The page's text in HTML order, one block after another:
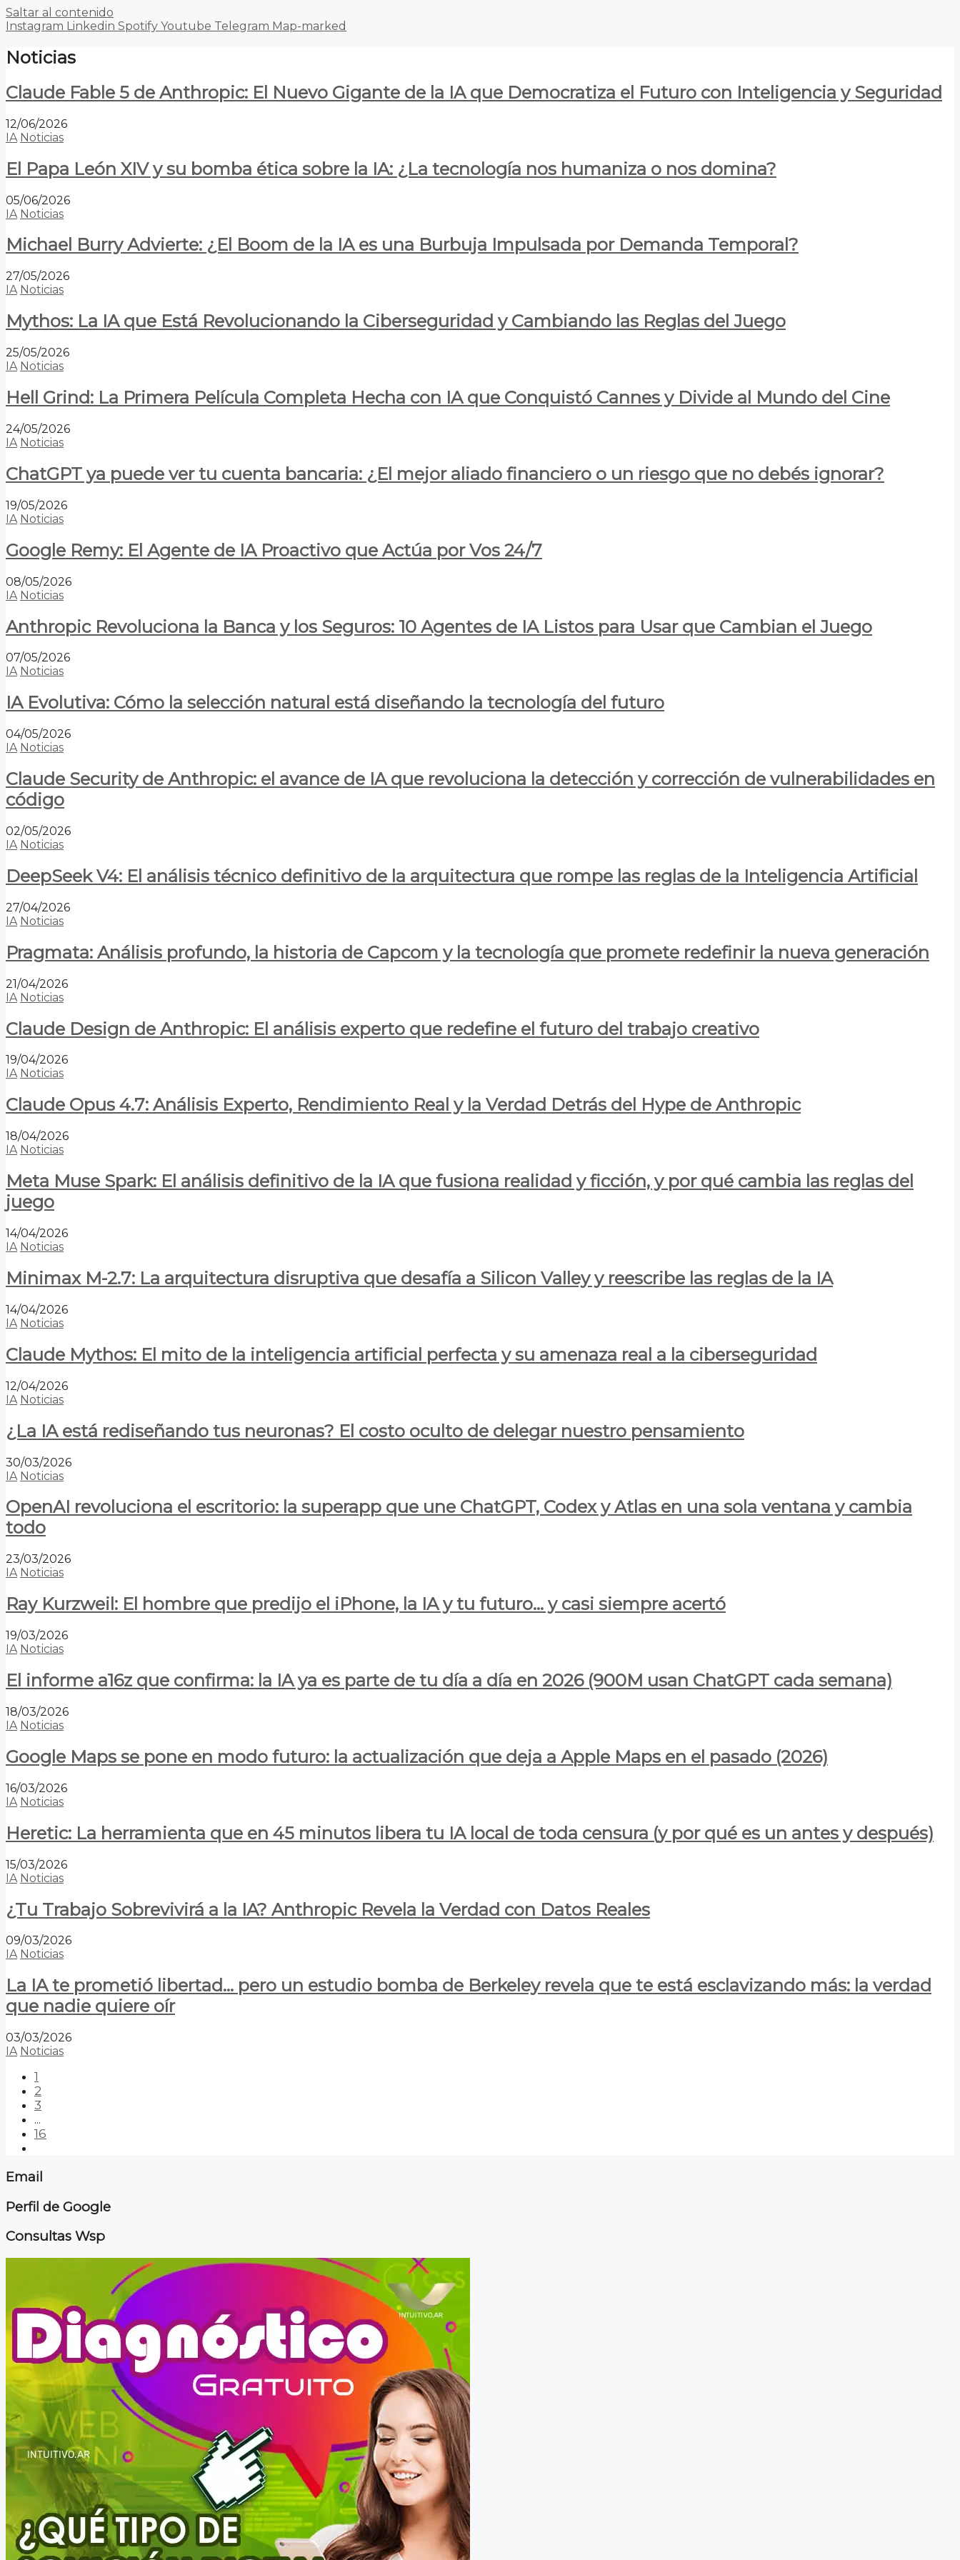
Saltar al contenido
Instagram Linkedin Spotify Youtube Telegram Map-marked
Noticias
Claude Fable 5 de Anthropic: El Nuevo Gigante de la IA que Democratiza el Futuro con Inteligencia y Seguridad
12/06/2026
IA Noticias
El Papa León XIV y su bomba ética sobre la IA: ¿La tecnología nos humaniza o nos domina?
05/06/2026
IA Noticias
Michael Burry Advierte: ¿El Boom de la IA es una Burbuja Impulsada por Demanda Temporal?
27/05/2026
IA Noticias
Mythos: La IA que Está Revolucionando la Ciberseguridad y Cambiando las Reglas del Juego
25/05/2026
IA Noticias
Hell Grind: La Primera Película Completa Hecha con IA que Conquistó Cannes y Divide al Mundo del Cine
24/05/2026
IA Noticias
ChatGPT ya puede ver tu cuenta bancaria: ¿El mejor aliado financiero o un riesgo que no debés ignorar?
19/05/2026
IA Noticias
Google Remy: El Agente de IA Proactivo que Actúa por Vos 24/7
08/05/2026
IA Noticias
Anthropic Revoluciona la Banca y los Seguros: 10 Agentes de IA Listos para Usar que Cambian el Juego
07/05/2026
IA Noticias
IA Evolutiva: Cómo la selección natural está diseñando la tecnología del futuro
04/05/2026
IA Noticias
Claude Security de Anthropic: el avance de IA que revoluciona la detección y corrección de vulnerabilidades en
código
02/05/2026
IA Noticias
DeepSeek V4: El análisis técnico definitivo de la arquitectura que rompe las reglas de la Inteligencia Artificial
27/04/2026
IA Noticias
Pragmata: Análisis profundo, la historia de Capcom y la tecnología que promete redefinir la nueva generación
21/04/2026
IA Noticias
Claude Design de Anthropic: El análisis experto que redefine el futuro del trabajo creativo
19/04/2026
IA Noticias
Claude Opus 4.7: Análisis Experto, Rendimiento Real y la Verdad Detrás del Hype de Anthropic
18/04/2026
IA Noticias
Meta Muse Spark: El análisis definitivo de la IA que fusiona realidad y ficción, y por qué cambia las reglas del
juego
14/04/2026
IA Noticias
Minimax M-2.7: La arquitectura disruptiva que desafía a Silicon Valley y reescribe las reglas de la IA
14/04/2026
IA Noticias
Claude Mythos: El mito de la inteligencia artificial perfecta y su amenaza real a la ciberseguridad
12/04/2026
IA Noticias
¿La IA está rediseñando tus neuronas? El costo oculto de delegar nuestro pensamiento
30/03/2026
IA Noticias
OpenAI revoluciona el escritorio: la superapp que une ChatGPT, Codex y Atlas en una sola ventana y cambia
todo
23/03/2026
IA Noticias
Ray Kurzweil: El hombre que predijo el iPhone, la IA y tu futuro… y casi siempre acertó
19/03/2026
IA Noticias
El informe a16z que confirma: la IA ya es parte de tu día a día en 2026 (900M usan ChatGPT cada semana)
18/03/2026
IA Noticias
Google Maps se pone en modo futuro: la actualización que deja a Apple Maps en el pasado (2026)
16/03/2026
IA Noticias
Heretic: La herramienta que en 45 minutos libera tu IA local de toda censura (y por qué es un antes y después)
15/03/2026
IA Noticias
¿Tu Trabajo Sobrevivirá a la IA? Anthropic Revela la Verdad con Datos Reales
09/03/2026
IA Noticias
La IA te prometió libertad… pero un estudio bomba de Berkeley revela que te está esclavizando más: la verdad
que nadie quiere oír
03/03/2026
IA Noticias
1
2
3
...
16
Email
Perfil de Google
Consultas Wsp